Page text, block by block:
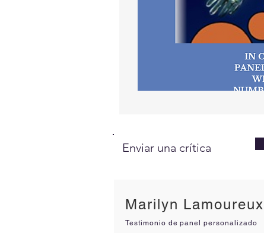
Enviar una crítica
Marilyn Lamoureux
Testimonio de panel personalizado